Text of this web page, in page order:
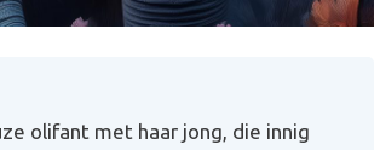
olifant met haar jong, die innig